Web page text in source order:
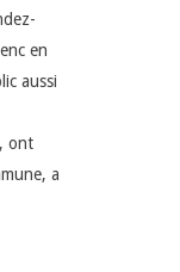
en
aussi
ont
a